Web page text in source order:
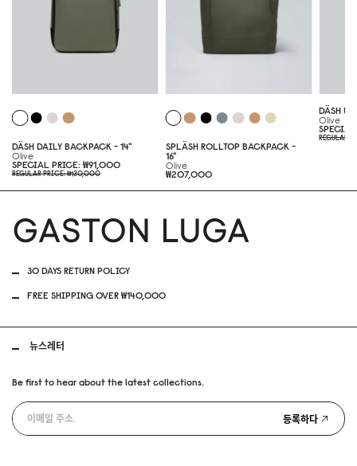
DÄSH DAILY BACKPACK - 14"
Olive
SPECIAL PRICE ₩91,000
REGULAR PRICE ₩130,000
SPLÄSH ROLLTOP BACKPACK -
16"
Olive
₩207,000
DÄSH
Olive
REGULAR
30 DAYS RETURN POLICY
FREE SHIPPING OVER ₩140,000
뉴스레터
Be first to hear about the latest collections.
등록하다